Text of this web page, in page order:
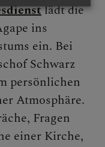
lädt die
ins
ein. Bei
Schwarz
persönlichen
Atmosphäre.
Fragen
einer Kirche,